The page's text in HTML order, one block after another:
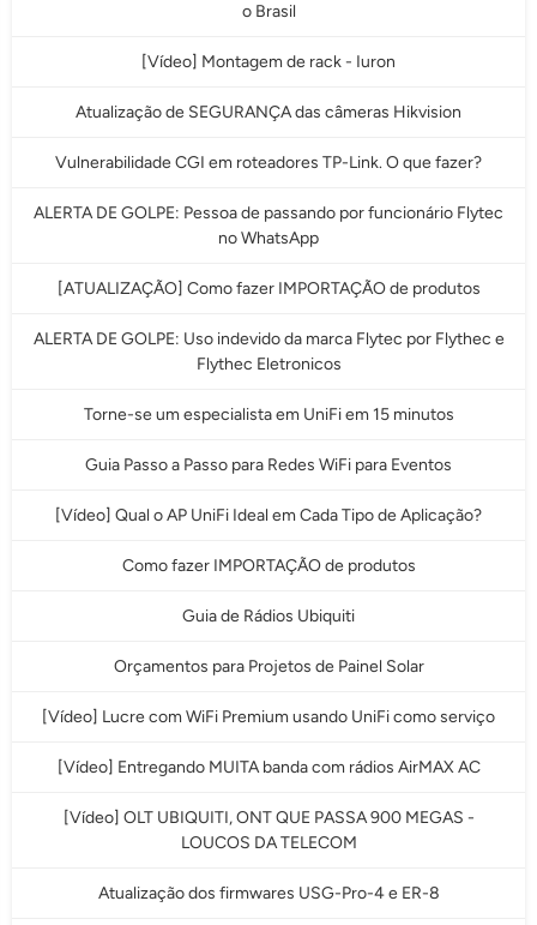
o Brasil
[Vídeo] Montagem de rack - Iuron
Atualização de SEGURANÇA das câmeras Hikvision
Vulnerabilidade CGI em roteadores TP-Link. O que fazer?
ALERTA DE GOLPE: Pessoa de passando por funcionário Flytec
no WhatsApp
[ATUALIZAÇÃO] Como fazer IMPORTAÇÃO de produtos
ALERTA DE GOLPE: Uso indevido da marca Flytec por Flythec e
Flythec Eletronicos
Torne-se um especialista em UniFi em 15 minutos
Guia Passo a Passo para Redes WiFi para Eventos
[Vídeo] Qual o AP UniFi Ideal em Cada Tipo de Aplicação?
Como fazer IMPORTAÇÃO de produtos
Guia de Rádios Ubiquiti
Orçamentos para Projetos de Painel Solar
[Vídeo] Lucre com WiFi Premium usando UniFi como serviço
[Vídeo] Entregando MUITA banda com rádios AirMAX AC
[Vídeo] OLT UBIQUITI, ONT QUE PASSA 900 MEGAS -
LOUCOS DA TELECOM
Atualização dos firmwares USG-Pro-4 e ER-8